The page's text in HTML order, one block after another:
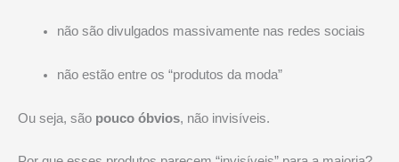
não são divulgados massivamente nas redes sociais
não estão entre os “produtos da moda”
Ou seja, são pouco óbvios, não invisíveis.